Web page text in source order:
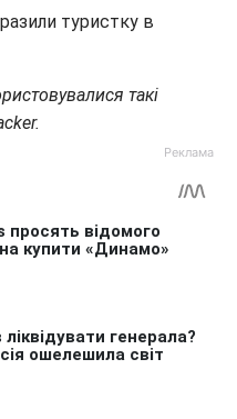
туристку в
такі